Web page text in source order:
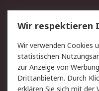
Service
Value Added Services
Rücksendungen
Hilfe
Rechtliches
Wir respektieren
Wir verwenden Cookies
statistischen
zur Anzeige von
Drittanbietern. Durch
erklären Sie sich mit der